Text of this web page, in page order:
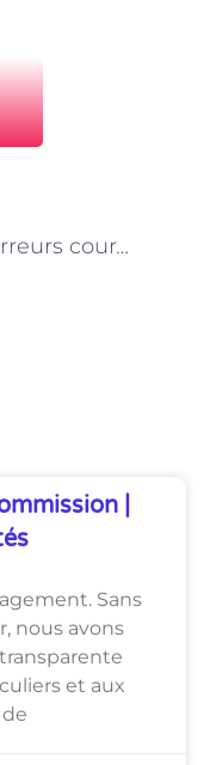
Les erreurs courantes à éviter lors de la pose de carrelage mural à Paris
|
Sans
nous avons
et aux